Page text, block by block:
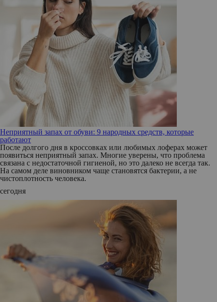
Неприятный запах от обуви: 9 народных средств, которые
работают
После долгого дня в кроссовках или любимых лоферах может
появиться неприятный запах. Многие уверены, что проблема
связана с недостаточной гигиеной, но это далеко не всегда так.
На самом деле виновником чаще становятся бактерии, а не
чистоплотность человека.
сегодня